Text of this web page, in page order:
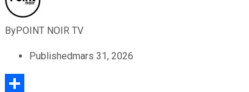
ByPOINT NOIR TV
Publishedmars 31, 2026